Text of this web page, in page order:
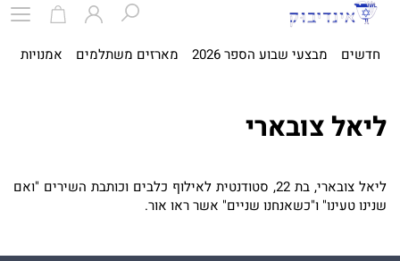
חדשים מבצעי שבוע הספר 2026 מארזים משתלמים אמנויות
ליאל צובארי
ליאל צובארי, בת 22, סטודנטית לאילוף כלבים וכותבת השירים "ואם
שנינו טעינו" ו"כשאנחנו שניים" אשר ראו אור.